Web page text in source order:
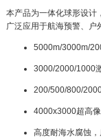
本产品为一体化球形设计
广泛应用于航海预警、户
5000m/3000m/
3000/2000/1000
200/500/800/
4000x3000超⾼
⾼度耐海⽔腐蚀